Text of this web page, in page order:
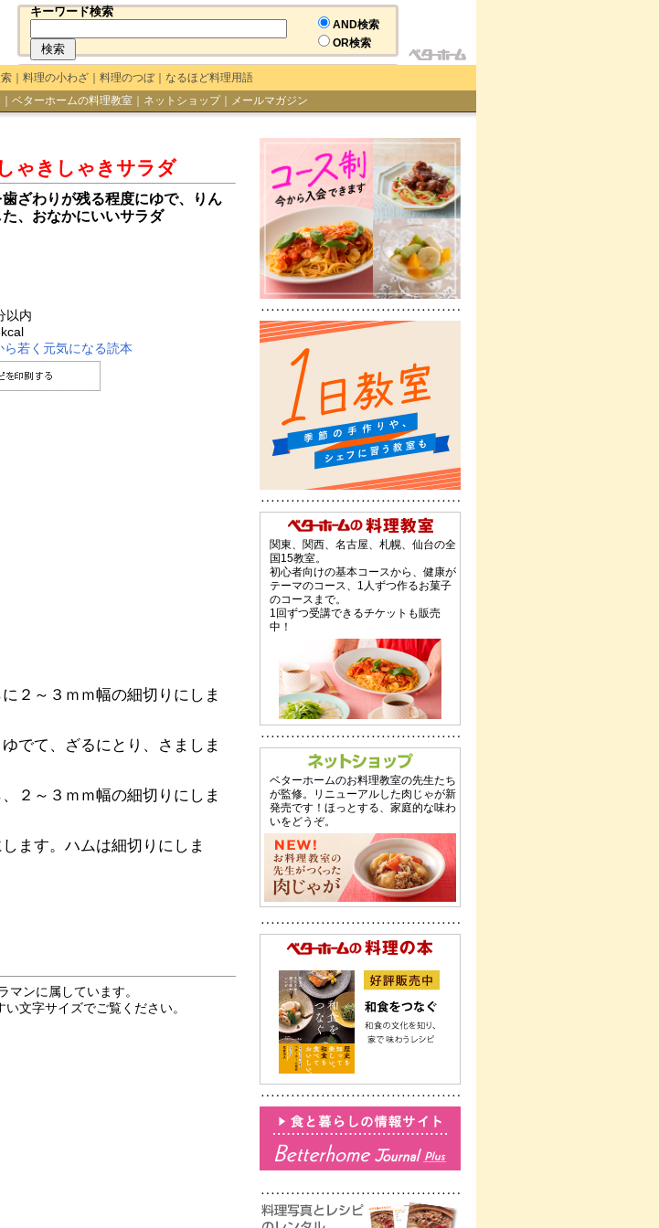
キーワード検索
AND検索
OR検索
料理の小わざ 料理のつぼ｜ なるほど料理用語
ベターホームの料理教室 ネットショップ｜ メールマガジン
ゃきしゃきサラダ
歯ざわりが残る程度にゆで、りん
、おなかにいいサラダ
以内
kcal
ら若く元気になる読本
２～３ｍｍ幅の細切りにしま
でて、ざるにとり、さましま
２～３ｍｍ幅の細切りにしま
ます。ハムは細切りにしま
マンに属しています。
文字サイズでご覧ください。
関東、関西、名古屋、札幌、仙台の全
国15教室。
初心者向けの基本コースから、健康が
テーマのコース、1人ずつ作るお菓子
のコースまで。
1回ずつ受講できるチケットも販売
中！
ベターホームのお料理教室の先生たち
が監修。リニューアルした肉じゃが新
発売です！ほっとする、家庭的な味わ
いをどうぞ。